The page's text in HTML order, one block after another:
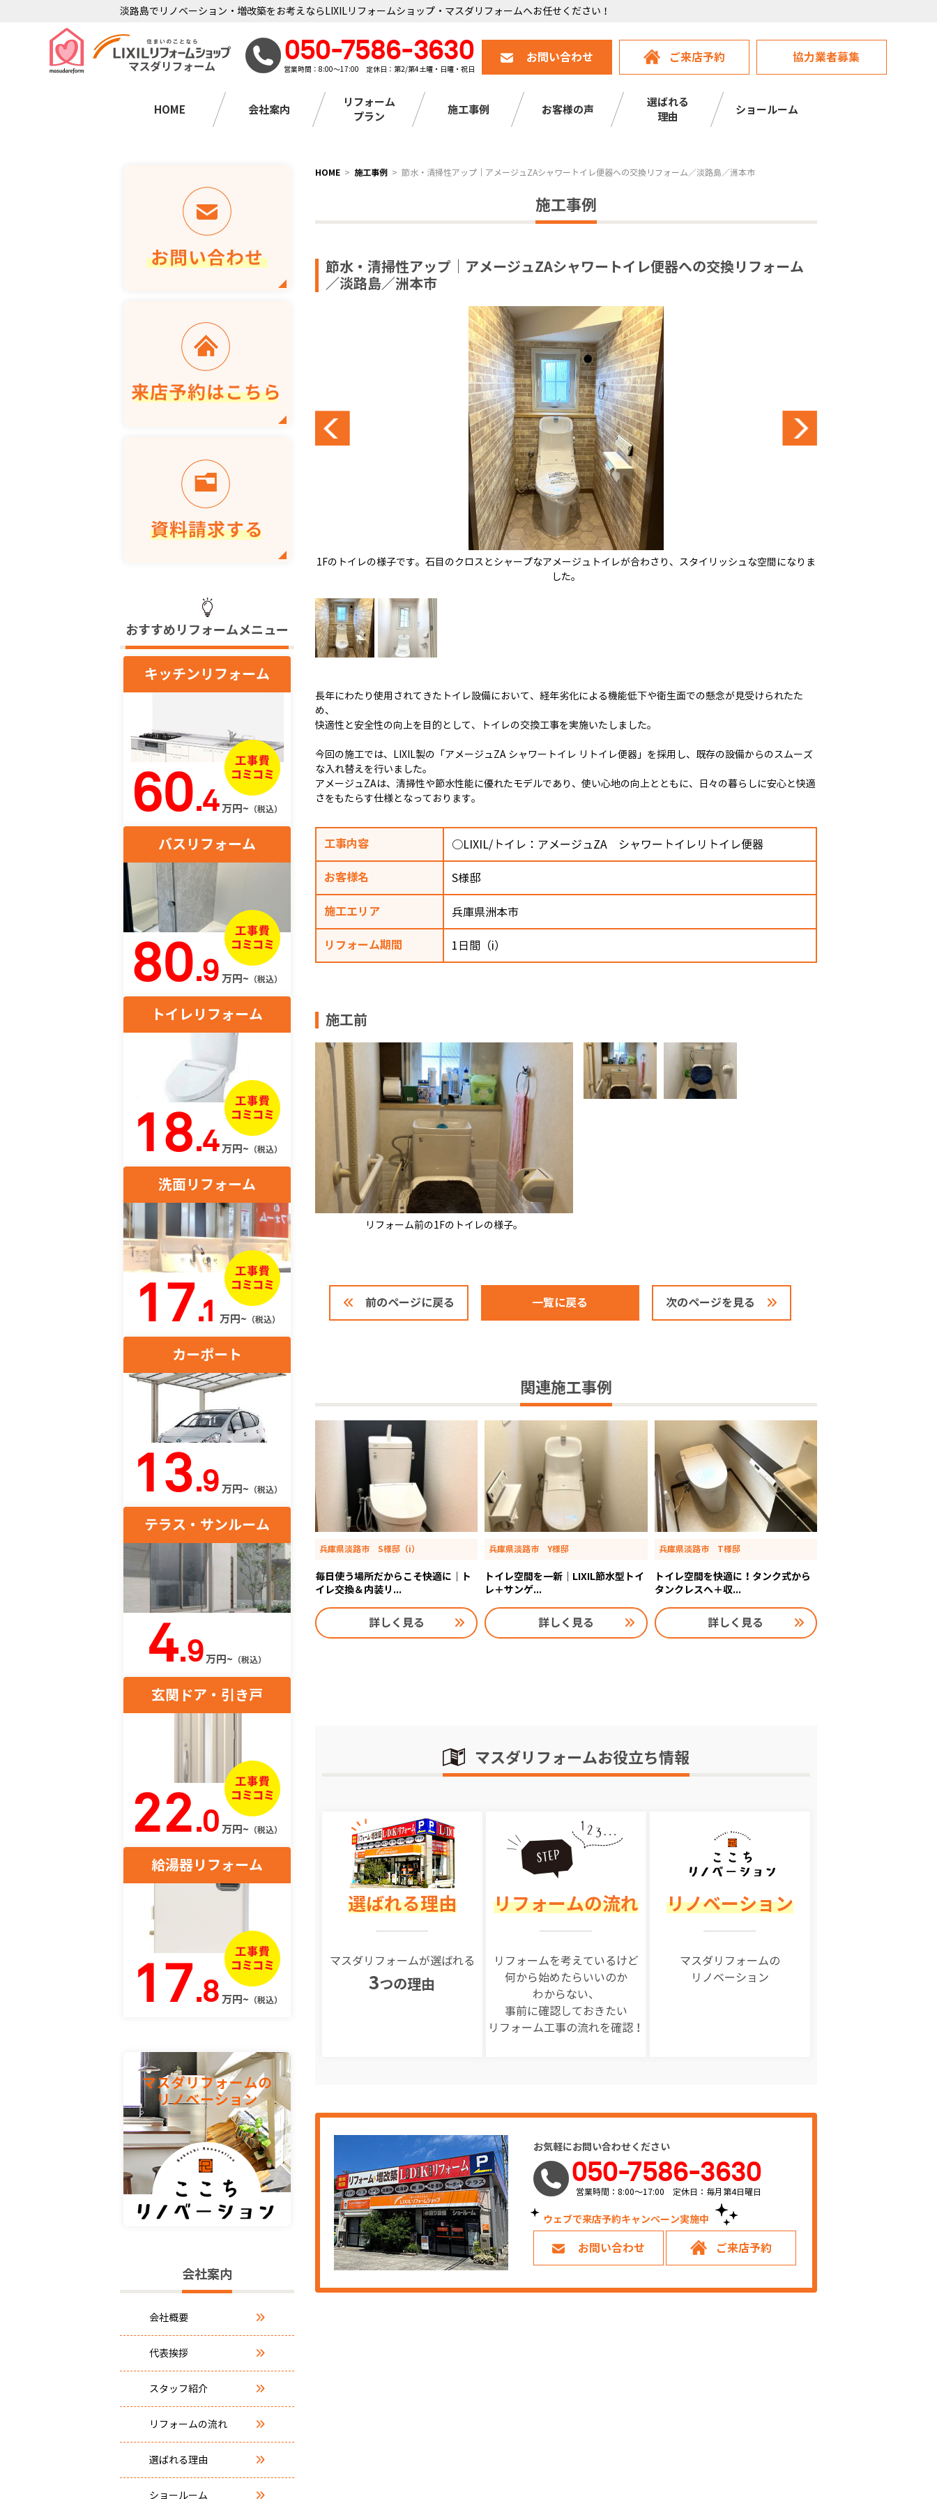
淡路島でリノベーション・増改築をお考えならLIXILリフォームショップ・マスダリフォームへお任せください！
050-7586-3630
営業時間：8:00～17:00 定休日：第2/第4土曜・日曜・祝日
お問い合わせ ご来店予約 協力業者募集
HOME 会社案内
リフォーム
プラン
施工事例 お客様の声
選ばれる
理由
ショールーム
HOME 施工事例 節水・清掃性アップ｜アメージュZAシャワートイレ便器への交換リフォーム／淡路島／洲本市
施工事例
節水・清掃性アップ｜アメージュZAシャワートイレ便器への交換リフォーム
／淡路島／洲本市
1Fのトイレの様子です。石目のクロスとシャープなアメージュトイレが合わさり、スタイリッシュな空間になりま
した。
長年にわたり使用されてきたトイレ設備において、経年劣化による機能低下や衛生面での懸念が見受けられたた
め、
快適性と安全性の向上を目的として、トイレの交換工事を実施いたしました。
今回の施工では、LIXIL製の「アメージュZA シャワートイレ リトイレ便器」を採用し、既存の設備からのスムーズ
な入れ替えを行いました。
アメージュZAは、清掃性や節水性能に優れたモデルであり、使い心地の向上とともに、日々の暮らしに安心と快適
さをもたらす仕様となっております。
工事内容 ○LIXIL/トイレ：アメージュZA シャワートイレリトイレ便器
お客様名 S様邸
施工エリア 兵庫県洲本市
リフォーム期間 1日間（i）
施工前
リフォーム前の1Fのトイレの様子。
前のページに戻る 一覧に戻る 次のページを見る
関連施工事例
兵庫県淡路市 S様邸（i）
毎日使う場所だからこそ快適に｜ト
イレ交換＆内装リ...
詳しく見る
兵庫県淡路市 Y様邸
トイレ空間を一新｜LIXIL節水型トイ
レ＋サンゲ...
詳しく見る
兵庫県淡路市 T様邸
トイレ空間を快適に！タンク式から
タンクレスへ＋収...
詳しく見る
マスダリフォームお役立ち情報
選ばれる理由
マスダリフォームが選ばれる
3つの理由
リフォームの流れ
リフォームを考えているけど
何から始めたらいいのか
わからない、
事前に確認しておきたい
リフォーム工事の流れを確認！
リノベーション
マスダリフォームの
リノベーション
お気軽にお問い合わせください
050-7586-3630
営業時間：8:00～17:00 定休日：毎月第4日曜日
ウェブで来店予約キャンペーン実施中！
お問い合わせ ご来店予約
おすすめリフォームメニュー
キッチンリフォーム
60.4万円~ （税込）
バスリフォーム
80.9 万円~ （税込）
トイレリフォーム
18.4万円~ （税込）
洗面リフォーム
17.1 万円~ （税込）
カーポート
13.9 万円~ （税込）
テラス・サンルーム
4.9万円~ （税込）
玄関ドア・引き戸
22.0 万円~ （税込）
給湯器リフォーム
17.8 万円~ （税込）
会社案内
会社概要
代表挨拶
スタッフ紹介
リフォームの流れ
選ばれる理由
ショールーム